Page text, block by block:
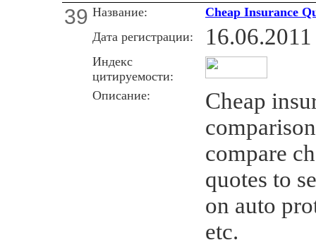
39 Название:
Cheap Insurance
Дата регистрации:
16.06.2011
Индекс
цитируемости:
Описание:
Cheap
compare
quotes to
on auto
etc.